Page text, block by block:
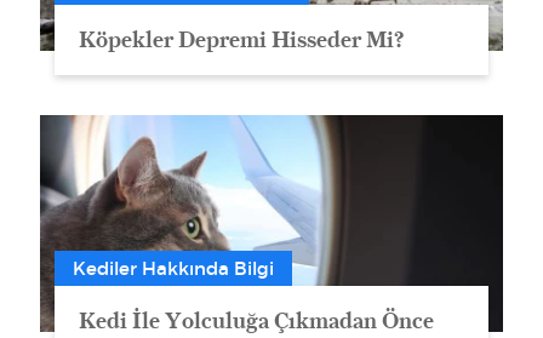
Köpekler Depremi Hisseder Mi?
Kediler Hakkında Bilgi
Kedi İle Yolculuğa Çıkmadan Önce